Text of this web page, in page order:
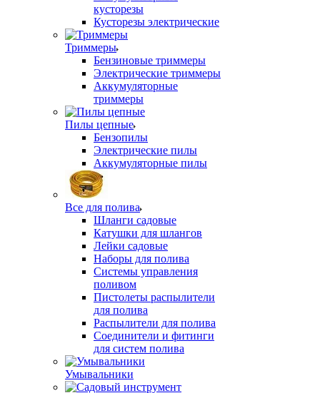
кусторезы
Кусторезы электрические
Триммеры
Бензиновые триммеры
Электрические триммеры
Аккумуляторные
триммеры
Пилы цепные
Бензопилы
Электрические пилы
Аккумуляторные пилы
Все для полива
Шланги садовые
Катушки для шлангов
Лейки садовые
Наборы для полива
Системы управления
поливом
Пистолеты распылители
для полива
Распылители для полива
Соединители и фитинги
для систем полива
Умывальники